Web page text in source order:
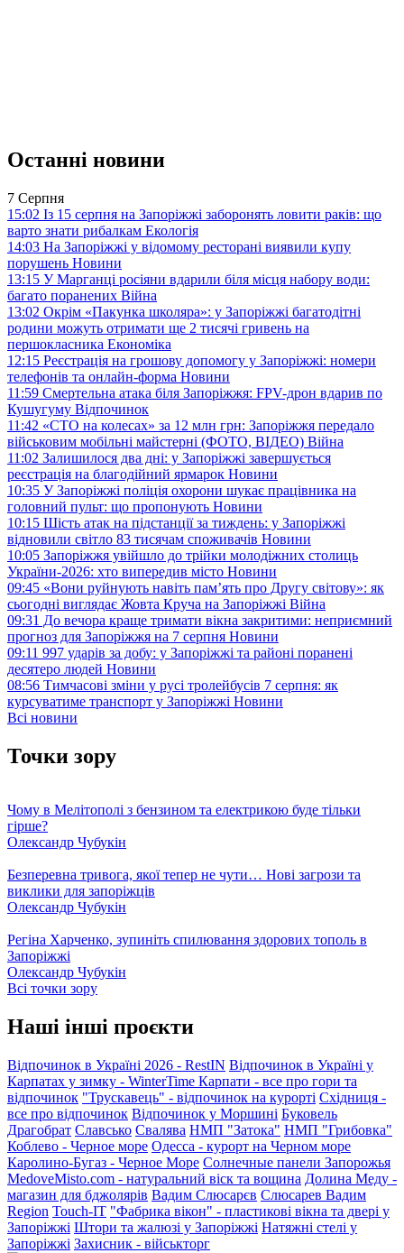
Останні новини
7 Серпня
15:02 Із 15 серпня на Запоріжжі заборонять ловити раків: що
варто знати рибалкам Екологія
14:03 На Запоріжжі у відомому ресторані виявили купу
порушень Новини
13:15 У Марганці росіяни вдарили біля місця набору води:
багато поранених Війна
13:02 Окрім «Пакунка школяра»: у Запоріжжі багатодітні
родини можуть отримати ще 2 тисячі гривень на
першокласника Економіка
12:15 Реєстрація на грошову допомогу у Запоріжжі: номери
телефонів та онлайн-форма Новини
11:59 Смертельна атака біля Запоріжжя: FPV-дрон вдарив по
Кушугуму Відпочинок
11:42 «СТО на колесах» за 12 млн грн: Запоріжжя передало
військовим мобільні майстерні (ФОТО, ВІДЕО) Війна
11:02 Залишилося два дні: у Запоріжжі завершується
реєстрація на благодійний ярмарок Новини
10:35 У Запоріжжі поліція охорони шукає працівника на
головний пульт: що пропонують Новини
10:15 Шість атак на підстанції за тиждень: у Запоріжжі
відновили світло 83 тисячам споживачів Новини
10:05 Запоріжжя увійшло до трійки молодіжних столиць
України-2026: хто випередив місто Новини
09:45 «Вони руйнують навіть пам’ять про Другу світову»: як
сьогодні виглядає Жовта Круча на Запоріжжі Війна
09:31 До вечора краще тримати вікна закритими: неприємний
прогноз для Запоріжжя на 7 серпня Новини
09:11 997 ударів за добу: у Запоріжжі та районі поранені
десятеро людей Новини
08:56 Тимчасові зміни у русі тролейбусів 7 серпня: як
курсуватиме транспорт у Запоріжжі Новини
Всі новини
Точки зору
Чому в Мелітополі з бензином та електрикою буде тільки
гірше?
Олександр Чубукін
Безперевна тривога, якої тепер не чути… Нові загрози та
виклики для запоріжців
Олександр Чубукін
Регіна Харченко, зупиніть спилювання здорових тополь в
Запоріжжі
Олександр Чубукін
Всі точки зору
Наші інші проєкти
Відпочинок в Україні 2026 - RestIN Відпочинок в Україні у
Карпатах у зимку - WinterTime Карпати - все про гори та
відпочинок "Трускавець" - відпочинок на курорті Східниця -
все про відпочинок Відпочинок у Моршині Буковель
Драгобрат Славсько Свалява НМП "Затока" НМП "Грибовка"
Коблево - Черное море Одесса - курорт на Черном море
Каролино-Бугаз - Черное Море Солнечные панели Запорожья
MedoveMisto.com - натуральний віск та вощина Долина Меду -
магазин для бджолярів Вадим Слюсарєв Слюсарев Вадим
Region Touch-IT "Фабрика вікон" - пластикові вікна та двері у
Запоріжжі Штори та жалюзі у Запоріжжі Натяжні стелі у
Запоріжжі Захисник - військторг